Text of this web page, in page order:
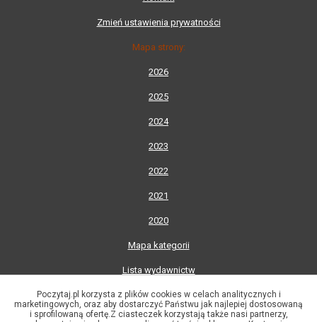
Zmień ustawienia prywatności
Mapa strony:
2026
2025
2024
2023
2022
2021
2020
Mapa kategorii
Lista wydawnictw
Lista autorów
© 2002-2026 Księgarnia Internetowa Poczytaj.pl
Poczytaj.pl korzysta z plików cookies w celach analitycznych i
marketingowych, oraz aby dostarczyć Państwu jak najlepiej dostosowaną
i sprofilowaną ofertę.Z ciasteczek korzystają także nasi partnerzy,